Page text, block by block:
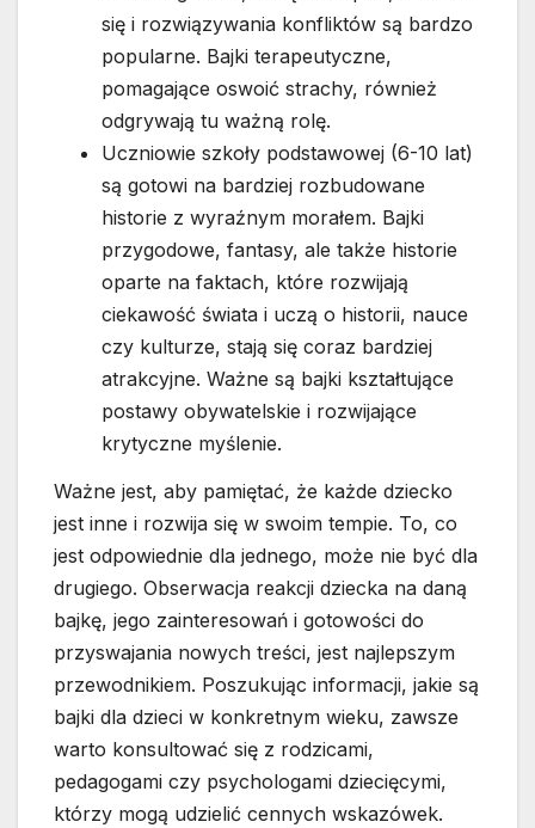
się i rozwiązywania konfliktów są bardzo
popularne. Bajki terapeutyczne,
pomagające oswoić strachy, również
odgrywają tu ważną rolę.
Uczniowie szkoły podstawowej (6-10 lat)
są gotowi na bardziej rozbudowane
historie z wyraźnym morałem. Bajki
przygodowe, fantasy, ale także historie
oparte na faktach, które rozwijają
ciekawość świata i uczą o historii, nauce
czy kulturze, stają się coraz bardziej
atrakcyjne. Ważne są bajki kształtujące
postawy obywatelskie i rozwijające
krytyczne myślenie.
Ważne jest, aby pamiętać, że każde dziecko
jest inne i rozwija się w swoim tempie. To, co
jest odpowiednie dla jednego, może nie być dla
drugiego. Obserwacja reakcji dziecka na daną
bajkę, jego zainteresowań i gotowości do
przyswajania nowych treści, jest najlepszym
przewodnikiem. Poszukując informacji, jakie są
bajki dla dzieci w konkretnym wieku, zawsze
warto konsultować się z rodzicami,
pedagogami czy psychologami dziecięcymi,
którzy mogą udzielić cennych wskazówek.